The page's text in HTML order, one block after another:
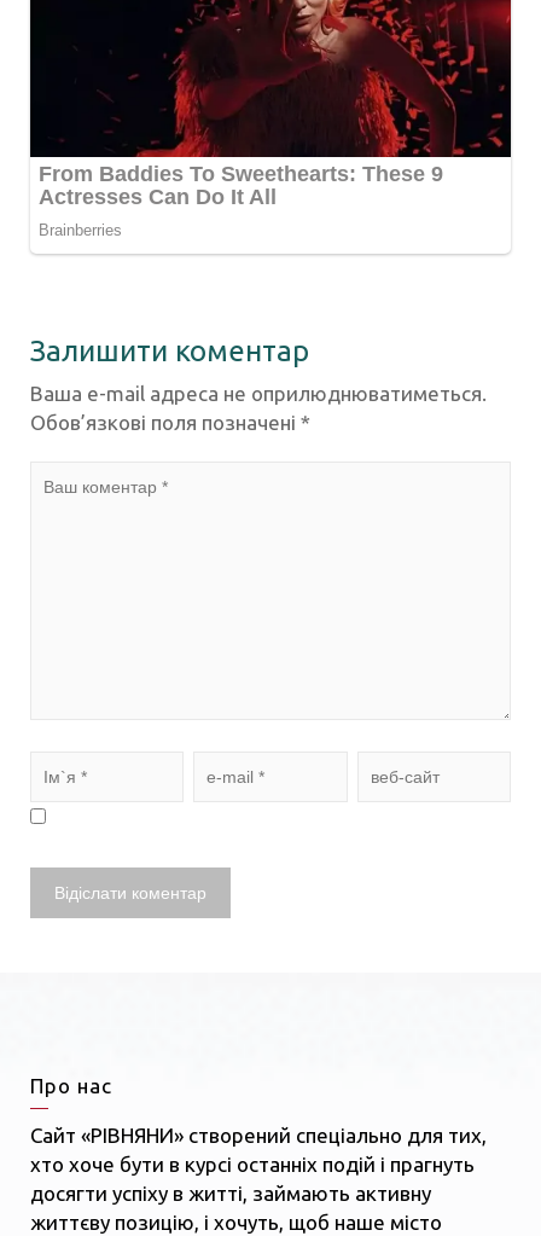
Залишити коментар
Ваша e-mail адреса не оприлюднюватиметься.
Обов’язкові поля позначені *
Про нас
Сайт «РІВНЯНИ» створений спеціально для тих,
хто хоче бути в курсі останніх подій і прагнуть
досягти успіху в житті, займають активну
життєву позицію, і хочуть, щоб наше місто